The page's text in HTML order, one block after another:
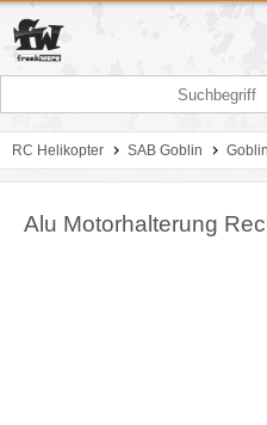
RC Helikopter SAB Goblin
Alu Motorhalterung